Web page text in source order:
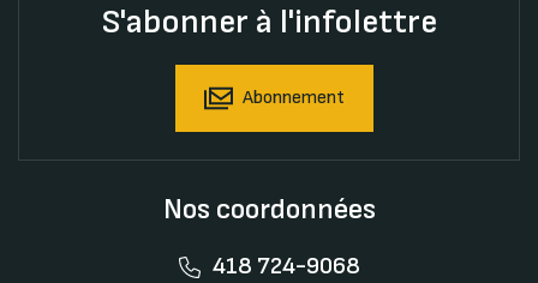
S'abonner à l'infolettre
Abonnement
Nos coordonnées
418 724-9068